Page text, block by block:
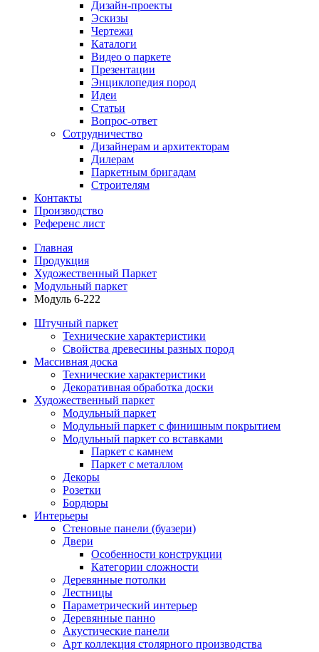
Дизайн-проекты
Эскизы
Чертежи
Каталоги
Видео о паркете
Презентации
Энциклопедия пород
Идеи
Статьи
Вопрос-ответ
Сотрудничество
Дизайнерам и архитекторам
Дилерам
Паркетным бригадам
Строителям
Контакты
Производство
Референс лист
Главная
Продукция
Художественный Паркет
Модульный паркет
Модуль 6-222
Штучный паркет
Технические характеристики
Свойства древесины разных пород
Массивная доска
Технические характеристики
Декоративная обработка доски
Художественный паркет
Модульный паркет
Модульный паркет с финишным покрытием
Модульный паркет со вставками
Паркет с камнем
Паркет с металлом
Декоры
Розетки
Бордюры
Интерьеры
Стеновые панели (буазери)
Двери
Особенности конструкции
Категории сложности
Деревянные потолки
Лестницы
Параметрический интерьер
Деревянные панно
Акустические панели
Арт коллекция столярного производства